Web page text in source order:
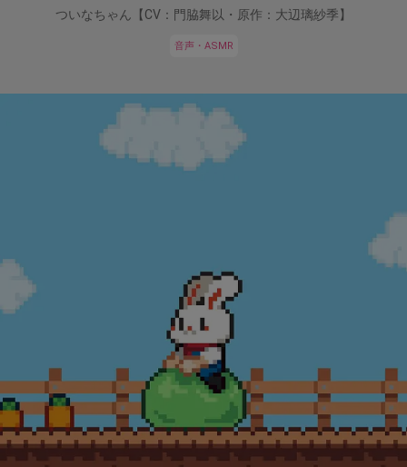
ついなちゃん【CV：門脇舞以・原作：大辺璃紗季】
音声・ASMR